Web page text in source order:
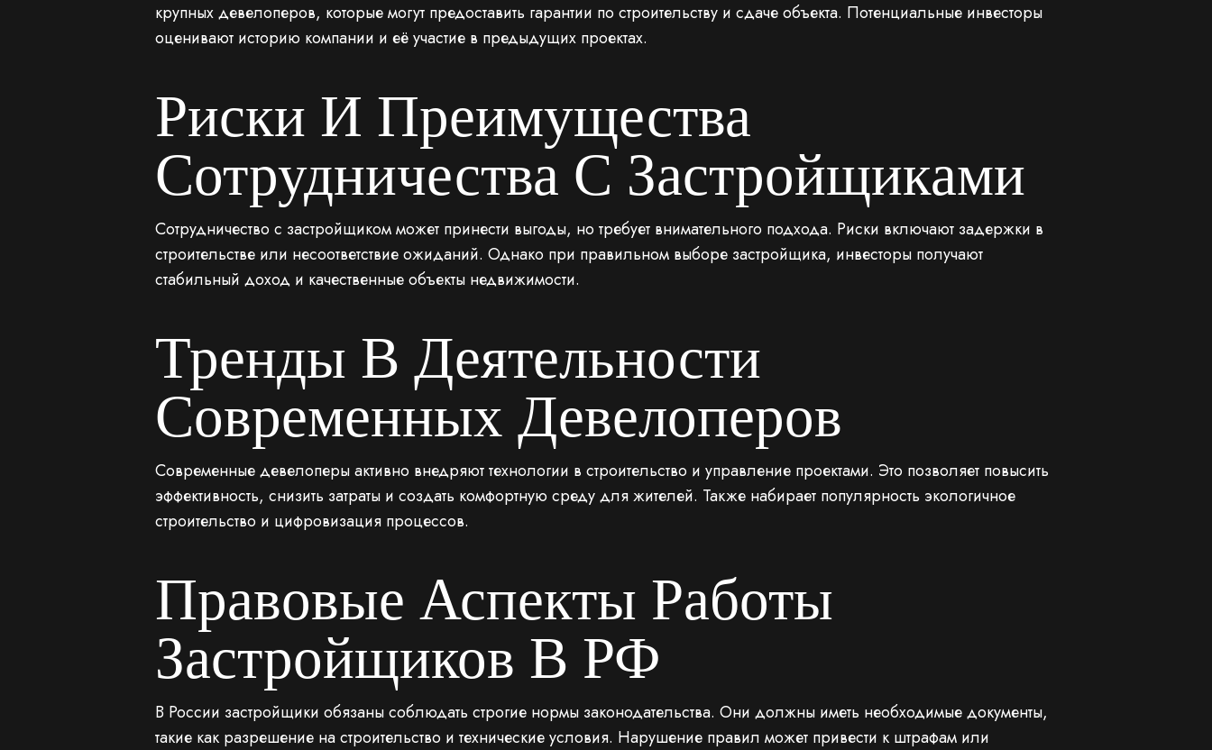
крупных девелоперов, которые могут предоставить гарантии по строительству и сдаче объекта. Потенциальные инвесторы
оценивают историю компании и её участие в предыдущих проектах.
Риски И Преимущества
Сотрудничества С Застройщиками
Сотрудничество с застройщиком может принести выгоды, но требует внимательного подхода. Риски включают задержки в
строительстве или несоответствие ожиданий. Однако при правильном выборе застройщика, инвесторы получают
стабильный доход и качественные объекты недвижимости.
Тренды В Деятельности
Современных Девелоперов
Современные девелоперы активно внедряют технологии в строительство и управление проектами. Это позволяет повысить
эффективность, снизить затраты и создать комфортную среду для жителей. Также набирает популярность экологичное
строительство и цифровизация процессов.
Правовые Аспекты Работы
Застройщиков В РФ
В России застройщики обязаны соблюдать строгие нормы законодательства. Они должны иметь необходимые документы,
такие как разрешение на строительство и технические условия. Нарушение правил может привести к штрафам или